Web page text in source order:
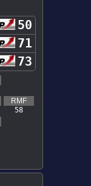
50
71
73
RMF
58